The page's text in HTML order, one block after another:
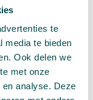
te
media te bieden
Ook delen we
met onze
analyse. Deze